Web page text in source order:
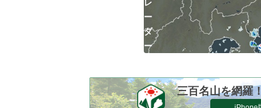
レ
ー
ダ
ー
三百名山を網羅